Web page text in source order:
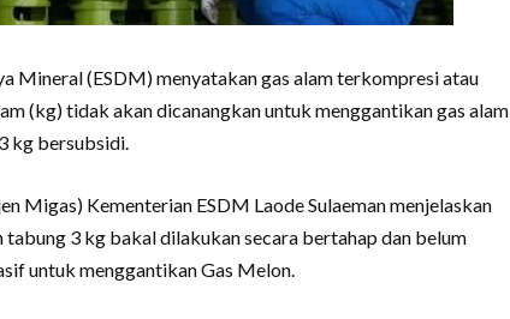
Mineral (ESDM) menyatakan gas alam terkompresi atau
(kg) tidak akan dicanangkan untuk menggantikan gas alam
kg bersubsidi.
Migas) Kementerian ESDM Laode Sulaeman menjelaskan
3 kg bakal dilakukan secara bertahap dan belum
untuk menggantikan Gas Melon.